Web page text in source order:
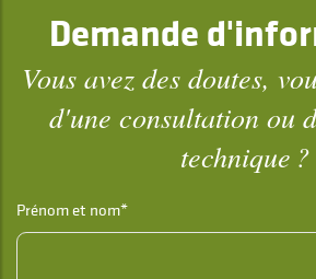
Demande
Vous avez des doutes,
d'une consultation ou
technique ?
Prénom et nom*